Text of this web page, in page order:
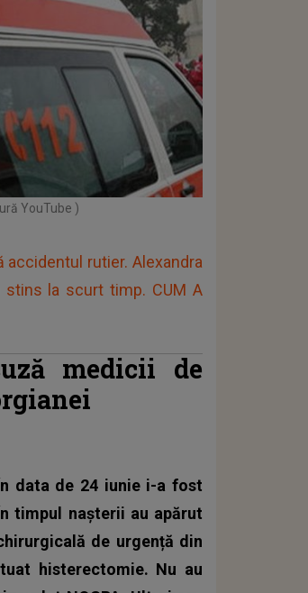
YouTube )
accidentul rutier. Alexandra
la scurt timp. CUM A
medicii de
data de 24 iunie i-a fost
timpul nașterii au apărut
de urgență din
histerectomie. Nu au